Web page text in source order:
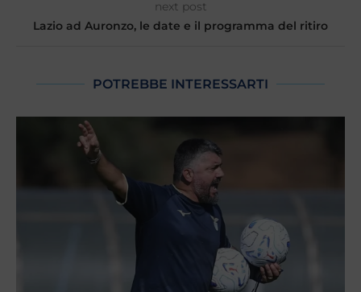
next post
Lazio ad Auronzo, le date e il programma del ritiro
POTREBBE INTERESSARTI